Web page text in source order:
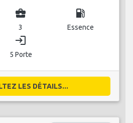
business_center
3
local_gas_station
Essence
login
5 Porte
LES DÉTAILS...